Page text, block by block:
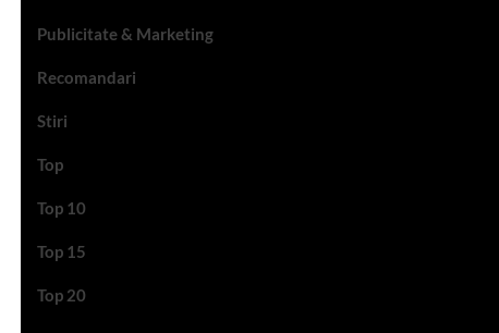
Publicitate & Marketing
Recomandari
Stiri
Top
Top 10
Top 15
Top 20